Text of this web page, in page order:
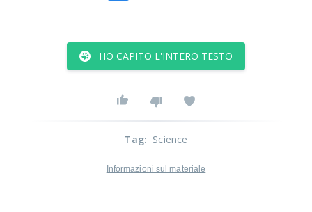
HO CAPITO L'INTERO TESTO
Tag: Science
Informazioni sul materiale